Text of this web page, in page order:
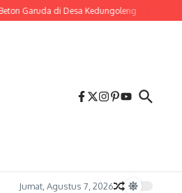
di Desa Kedungoleng Sentuhan
Jumat, Agustus 7, 2026